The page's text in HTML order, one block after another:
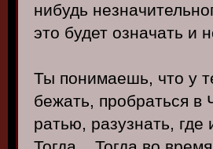
нибудь
это будет означать и
Ты понимаешь, что у
бежать, пробраться в
ратью, разузнать,